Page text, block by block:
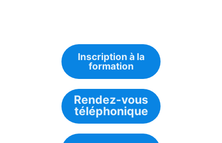
Inscription à la
formation
Rendez-vous
téléphonique